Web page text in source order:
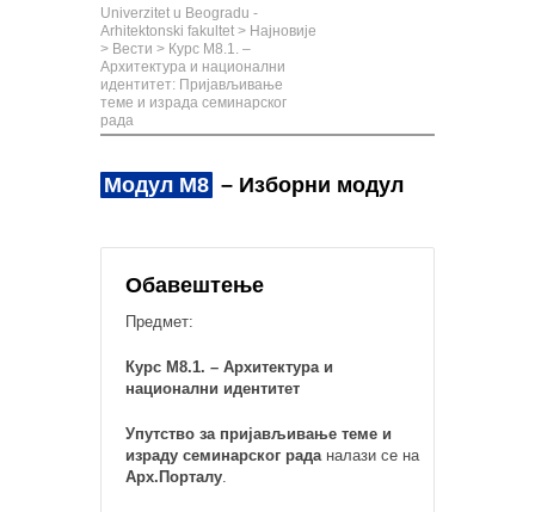
Univerzitet u Beogradu -
Arhitektonski fakultet > Најновије
> Вести > Курс М8.1. –
Архитектура и национални
идентитет: Пријављивање
теме и израда семинарског
рада
Модул М8 – Изборни модул
Обавештење
Предмет:
Курс М8.1. – Архитектура и
национални идентитет
Упутство за пријављивање теме и
израду семинарског раданалази се на
Арх.Порталу.